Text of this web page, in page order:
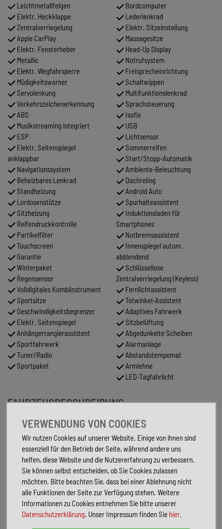
Leichtmetallfelgen
Elektr. Heckklappe
Zentralverriegelung
Apple CarPlay
Elektr. Fensterheber
Metallic
Elektr. Wegfahrsperre
Müdigkeitswarner
Servolenkung
Verkehrszeichenerkennung
ABS
Musikstreaming integriert
ESP
Elektr. Seitenspiegel
anklappbar
Navigationssystem
Beheizbares Lenkrad
Standheizung
Lordosenstütze
Sitzheizung
Reifendruckkontrolle
Partikelfilter
Touchscreen
Garantie
Winterpaket
Regensensor
Volldigitales Kombiinstrument
Sportsitze
Geschwindigkeitsbegrenzer
Elektr. Seitenspiegel
Anhängerrangierassistent
Sportfahrwerk
Tuner/Radio
Sportpaket
Bordcomputer
Lederlenkrad
Elektr. Sitzeinstellung
Massagesitze
Head-Up Display
Notrufsystem
Freisprecheinrichtung
Schaltwippen
Multifunktionslenkrad
Sprachsteuerung
Isofix
USB
Lichtsensor
Sommerreifen
Start/Stopp-Automatik
Ambiente-Beleuchtung
Dachreling
Android Auto
Spurhalteassistent
Induktionsladen für
Smartphones
Notbremsassistent
Innenspiegel autom.
abblendend
Schlüssellose
Zentralverriegelung (Keyless)
Fernlichtassistent
Totwinkel-Assistent
Adaptives Fahrwerk
Sitzbelüftung
Abgedunkelte Scheiben
Alarmanlage
Abstandstempomat
Armlehne
LED-Tagfahrlicht
FAHRZEUGBESCHREIBUNG
Anhängerkupplung mit elektr. Entriegelung, schwenkbar, inkl.
Anhänger-Rangierassistent (Trailer Assist)
Assistenz-Paket IQ.DRIVE
Business-Paket Premium
Dach schwarz lackiert
LM-Felgen 8x19 (Leeds, schwarz, glanzgedreht)
R-Line-Paket Signature
Sonderlackierung Oryx-Weiß Perlmutt-Effekt
Technik-Paket Insassen-Schutzsystem Plus
VERWENDUNG VON COOKIES
Wir nutzen Cookies auf unserer Website. Einige von ihnen sind
essenziell für den Betrieb der Seite, während andere uns
helfen, diese Website und die Nutzererfahrung zu verbessern.
Sie können selbst entscheiden, ob Sie Cookies zulassen
möchten. Bitte beachten Sie, dass bei einer Ablehnung nicht
alle Funktionen der Seite zur Verfügung stehen. Weitere
Informationen zu Cookies entnehmen Sie bitte unserer
Datenschutzerklärung. Unser Impressum finden Sie hier.